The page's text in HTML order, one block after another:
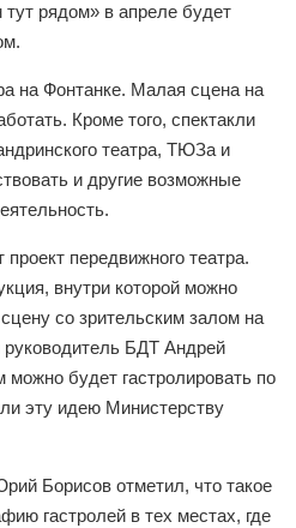
рядом» в апреле будет
на Фонтанке. Малая сцена на
Кроме того, спектакли
театра, ТЮЗа и
и другие возможные
передвижного театра.
внутри которой можно
со зрительским залом на
руководитель БДТ Андрей
будет гастролировать по
эту идею Министерству
Борисов отметил, что такое
гастролей в тех местах, где